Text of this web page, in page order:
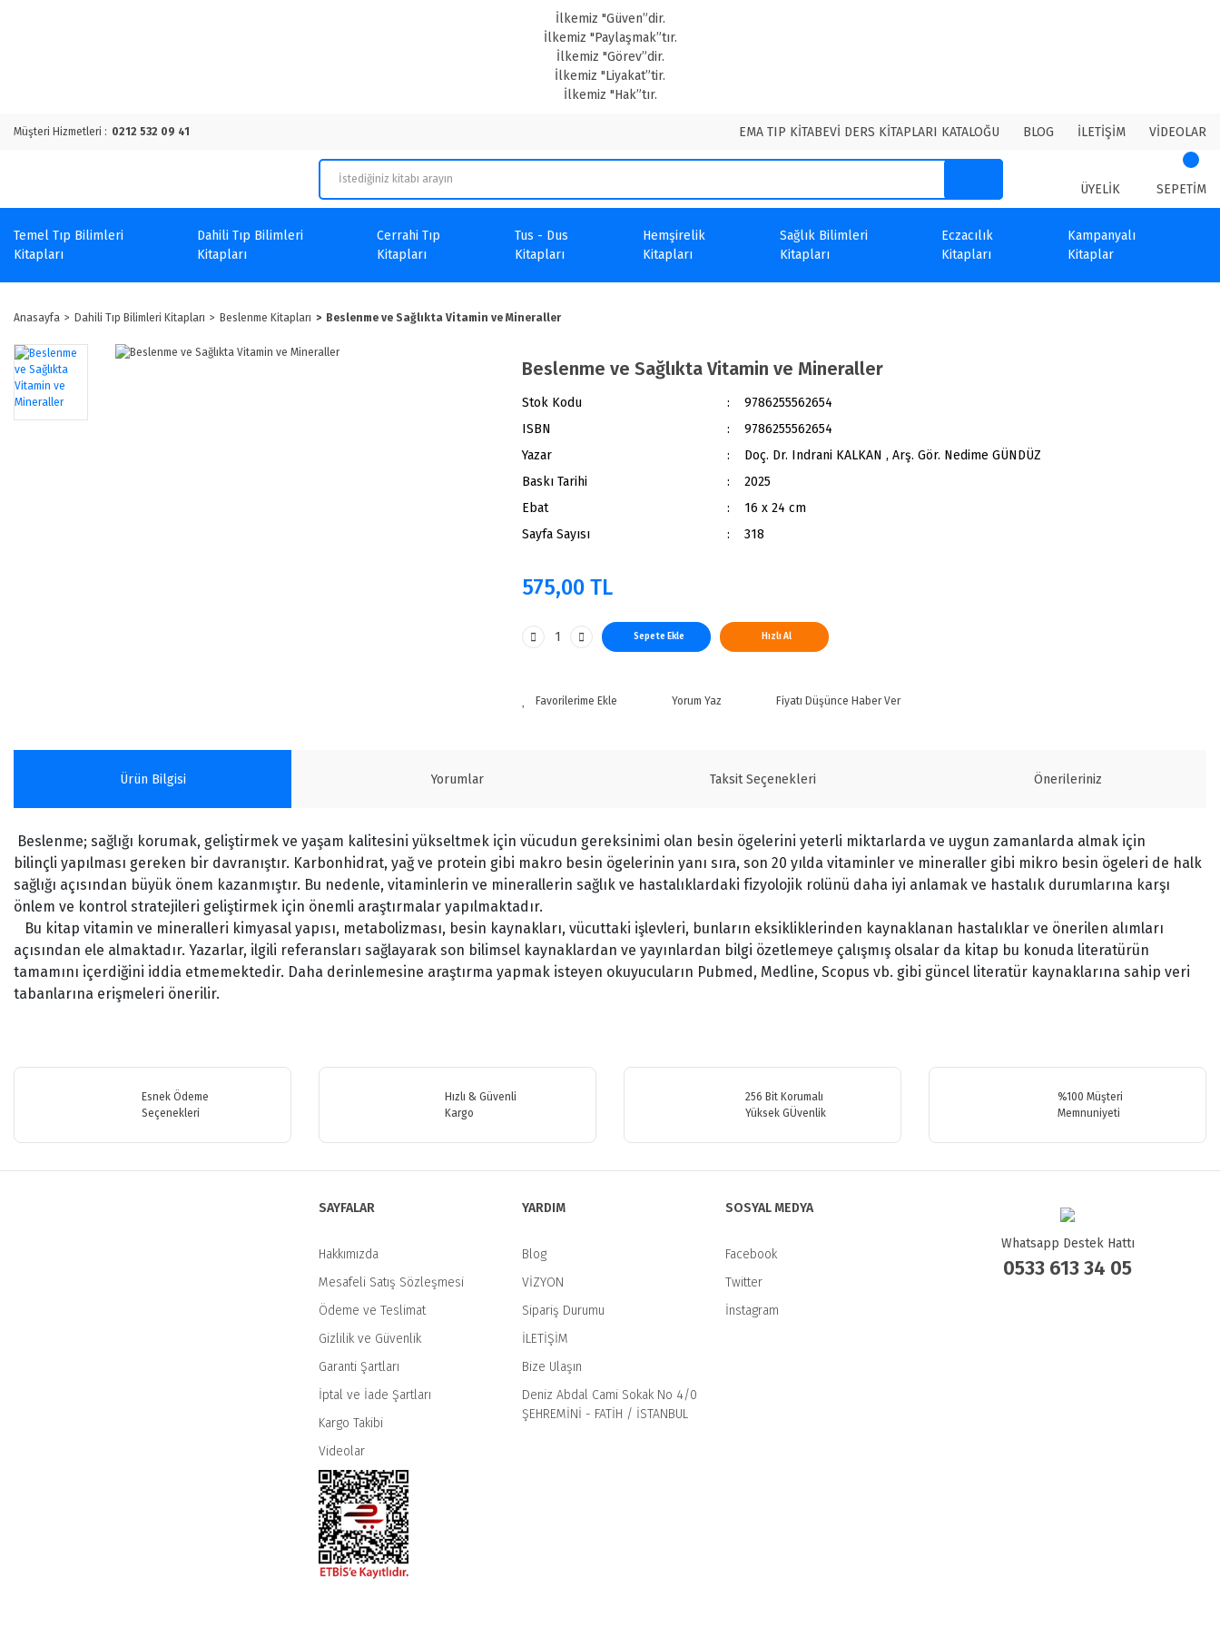
İlkemiz "Güven”dir.
İlkemiz "Paylaşmak”tır.
İlkemiz "Görev”dir.
İlkemiz "Liyakat”tir.
İlkemiz "Hak”tır.
Müşteri Hizmetleri : 0212 532 09 41 EMA TIP KİTABEVİ DERS KİTAPLARI KATALOĞU BLOG İLETİŞİM VİDEOLAR
ÜYELİK SEPETİM
Temel Tıp Bilimleri
Kitapları
Dahili Tıp Bilimleri
Kitapları
Cerrahi Tıp
Kitapları
Tus - Dus
Kitapları
Hemşirelik
Kitapları
Sağlık Bilimleri
Kitapları
Eczacılık
Kitapları
Kampanyalı
Kitaplar
Anasayfa Dahili Tıp Bilimleri Kitapları Beslenme Kitapları Beslenme ve Sağlıkta Vitamin ve Mineraller
Beslenme ve Sağlıkta Vitamin ve Mineraller
Stok Kodu
9786255562654
ISBN
9786255562654
Yazar
Doç. Dr. Indrani KALKAN , Arş. Gör. Nedime GÜNDÜZ
Baskı Tarihi
2025
Ebat
16 x 24 cm
Sayfa Sayısı
318
575,00 TL
Sepete Ekle Hızlı Al
Yorum Yaz Fiyatı Düşünce Haber Ver
Ürün Bilgisi Yorumlar Taksit Seçenekleri Önerileriniz
Beslenme; sağlığı korumak, geliştirmek ve yaşam kalitesini yükseltmek için vücudun gereksinimi olan besin ögelerini yeterli miktarlarda ve uygun zamanlarda almak için
bilinçli yapılması gereken bir davranıştır. Karbonhidrat, yağ ve protein gibi makro besin ögelerinin yanı sıra, son 20 yılda vitaminler ve mineraller gibi mikro besin ögeleri de halk
sağlığı açısından büyük önem kazanmıştır. Bu nedenle, vitaminlerin ve minerallerin sağlık ve hastalıklardaki fizyolojik rolünü daha iyi anlamak ve hastalık durumlarına karşı
önlem ve kontrol stratejileri geliştirmek için önemli araştırmalar yapılmaktadır.
Bu kitap vitamin ve mineralleri kimyasal yapısı, metabolizması, besin kaynakları, vücuttaki işlevleri, bunların eksikliklerinden kaynaklanan hastalıklar ve önerilen alımları
açısından ele almaktadır. Yazarlar, ilgili referansları sağlayarak son bilimsel kaynaklardan ve yayınlardan bilgi özetlemeye çalışmış olsalar da kitap bu konuda literatürün
tamamını içerdiğini iddia etmemektedir. Daha derinlemesine araştırma yapmak isteyen okuyucuların Pubmed, Medline, Scopus vb. gibi güncel literatür kaynaklarına sahip veri
tabanlarına erişmeleri önerilir.
Bu ürüne ilk yorumu siz yapın!
Ürün resmi kalitesiz, bozuk veya görüntülenemiyor.
Esnek Ödeme
Seçenekleri
Hızlı & Güvenli
Kargo
256 Bit Korumalı
Yüksek GÜvenlik
%100 Müşteri
Memnuniyeti
SAYFALAR
Hakkımızda
Mesafeli Satış Sözleşmesi
Ödeme ve Teslimat
Gizlilik ve Güvenlik
Garanti Şartları
İptal ve İade Şartları
Kargo Takibi
Videolar
YARDIM
Blog
VİZYON
Sipariş Durumu
İLETİŞİM
Bize Ulaşın
Deniz Abdal Cami Sokak No 4/0
ŞEHREMİNİ - FATİH / İSTANBUL
SOSYAL MEDYA
Facebook
Twitter
İnstagram
Whatsapp Destek Hattı
0533 613 34 05